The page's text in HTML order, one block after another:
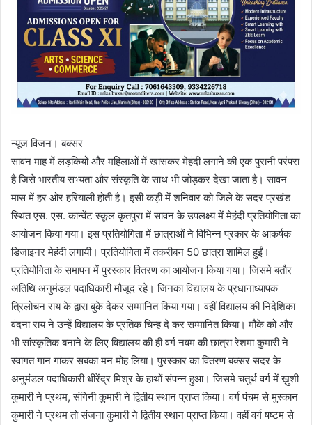
न्यूज विजन। बक्सर
सावन माह में लड़कियों और महिलाओं में खासकर मेहंदी लगाने की एक पुरानी परंपरा
है जिसे भारतीय सभ्यता और संस्कृति के साथ भी जोड़कर देखा जाता है। सावन
मास में हर ओर हरियाली होती है। इसी कड़ी में शनिवार को जिले के सदर प्रखंड
स्थित एस. एस. कान्वेंट स्कूल कृतपुरा में सावन के उपलक्ष्य में मेहंदी प्रतियोगिता का
आयोजन किया गया। इस प्रतियोगिता में छात्राओं ने विभिन्न प्रकार के आकर्षक
डिजाइनर मेहंदी लगायी। प्रतियोगिता में तकरीबन 50 छात्रा शामिल हुईं।
प्रतियोगिता के समापन में पुरस्कार वितरण का आयोजन किया गया। जिसमे बतौर
अतिथि अनुमंडल पदाधिकारी मौजूद रहे। जिनका विद्यालय के प्रधानाध्यापक
त्रिलोचन राय के द्वारा बुके देकर सम्मानित किया गया। वहीं विद्यालय की निदेशिका
वंदना राय ने उन्हें विद्यालय के प्रतिक चिन्ह दे कर सम्मानित किया। मौके को और
भी सांस्कृतिक बनाने के लिए विद्यालय की ही वर्ग नवम की छात्रा रेशमा कुमारी ने
स्वागत गान गाकर सबका मन मोह लिया। पुरस्कार का वितरण बक्सर सदर के
अनुमंडल पदाधिकारी धीरेंद्र मिश्र के हाथों संपन्न हुआ। जिसमे चतुर्थ वर्ग में ख़ुशी
कुमारी ने प्रथम, संगिनी कुमारी ने द्वितीय स्थान प्राप्त किया। वर्ग पंचम से मुस्कान
कुमारी ने प्रथम तो संजना कुमारी ने द्वितीय स्थान प्राप्त किया। वहीं वर्ग षष्टम से